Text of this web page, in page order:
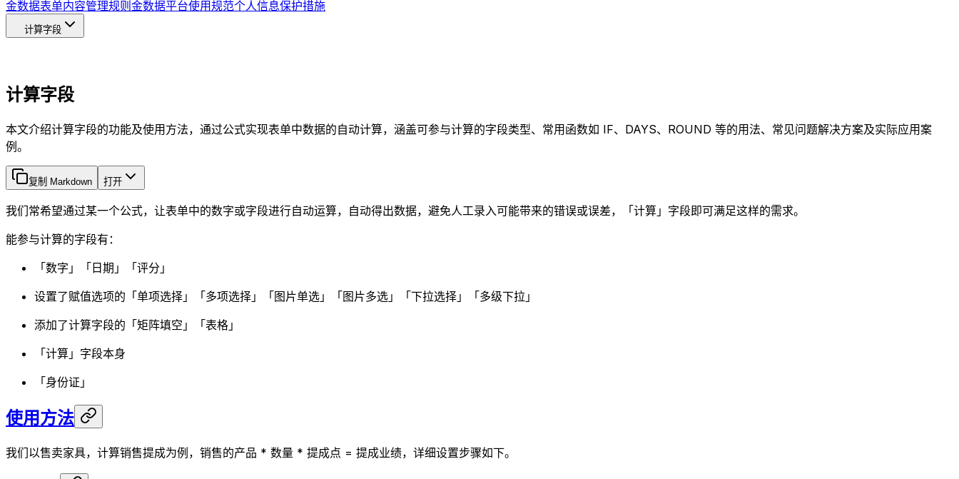
金数据表单内容管理规则 金数据平台使用规范个人信息保护措施
计算字段
计算字段
本文介绍计算字段的功能及使用方法，通过公式实现表单中数据的自动计算，涵盖可参与计算的字段类型、常用函数如 IF、DAYS、ROUND 等的用法、常见问题解决方案及实际应用案
例。
复制 Markdown 打开
我们常希望通过某一个公式，让表单中的数字或字段进行自动运算，自动得出数据，避免人工录入可能带来的错误或误差，「计算」字段即可满足这样的需求。
能参与计算的字段有：
「数字」「日期」「评分」
设置了赋值选项的「单项选择」「多项选择」「图片单选」「图片多选」「下拉选择」「多级下拉」
添加了计算字段的「矩阵填空」「表格」
「计算」字段本身
「身份证」
使用方法
我们以售卖家具，计算销售提成为例，销售的产品 * 数量 * 提成点 = 提成业绩，详细设置步骤如下。